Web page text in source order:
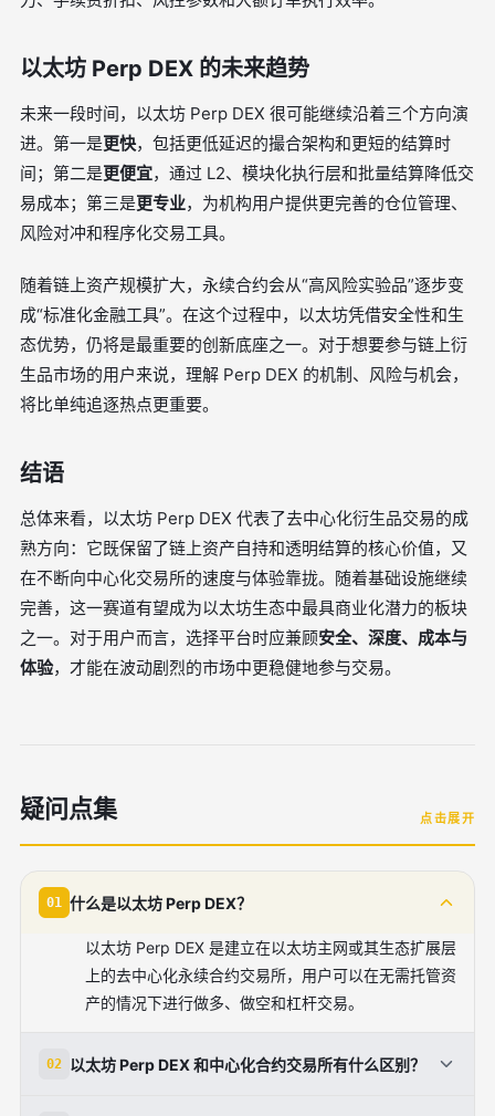
以太坊 Perp DEX 的未来趋势
未来一段时间，以太坊 Perp DEX 很可能继续沿着三个方向演
进。第一是更快，包括更低延迟的撮合架构和更短的结算时
间；第二是更便宜，通过 L2、模块化执行层和批量结算降低交
易成本；第三是更专业，为机构用户提供更完善的仓位管理、
风险对冲和程序化交易工具。
随着链上资产规模扩大，永续合约会从“高风险实验品”逐步变
成“标准化金融工具”。在这个过程中，以太坊凭借安全性和生
态优势，仍将是最重要的创新底座之一。对于想要参与链上衍
生品市场的用户来说，理解 Perp DEX 的机制、风险与机会，
将比单纯追逐热点更重要。
结语
总体来看，以太坊 Perp DEX 代表了去中心化衍生品交易的成
熟方向：它既保留了链上资产自持和透明结算的核心价值，又
在不断向中心化交易所的速度与体验靠拢。随着基础设施继续
完善，这一赛道有望成为以太坊生态中最具商业化潜力的板块
之一。对于用户而言，选择平台时应兼顾安全、深度、成本与
体验，才能在波动剧烈的市场中更稳健地参与交易。
疑问点集 点击展开
01 什么是以太坊 Perp DEX？
以太坊 Perp DEX 是建立在以太坊主网或其生态扩展层
上的去中心化永续合约交易所，用户可以在无需托管资
产的情况下进行做多、做空和杠杆交易。
02 以太坊 Perp DEX 和中心化合约交易所有什么区别？